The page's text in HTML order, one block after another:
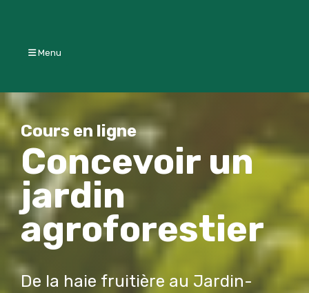
Menu
Cours en ligne
Concevoir un
jardin
agroforestier
De la haie fruitière au Jardin-